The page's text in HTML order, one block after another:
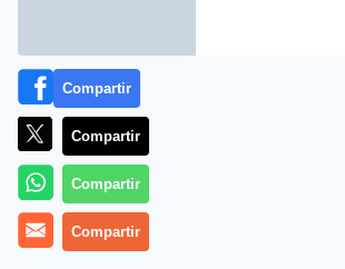
Compartir
Compartir
Compartir
Compartir